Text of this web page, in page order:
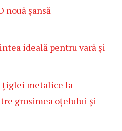
nouă șansă
ideală pentru vară și
țiglei metalice la
grosimea oțelului și